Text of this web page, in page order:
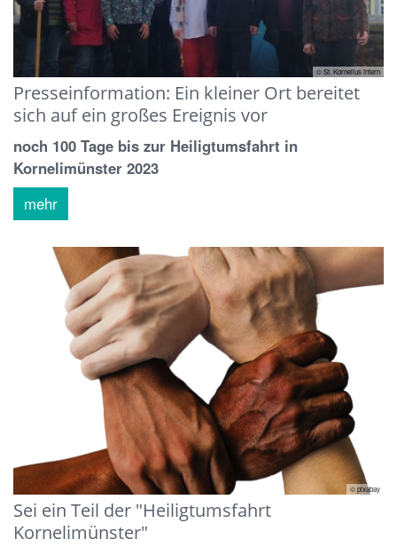
© St. Kornelius intern
Presseinformation: Ein kleiner Ort bereitet
sich auf ein großes Ereignis vor
noch 100 Tage bis zur Heiligtumsfahrt in
Kornelimünster 2023
mehr
© pixabay
Sei ein Teil der "Heiligtumsfahrt
Kornelimünster"